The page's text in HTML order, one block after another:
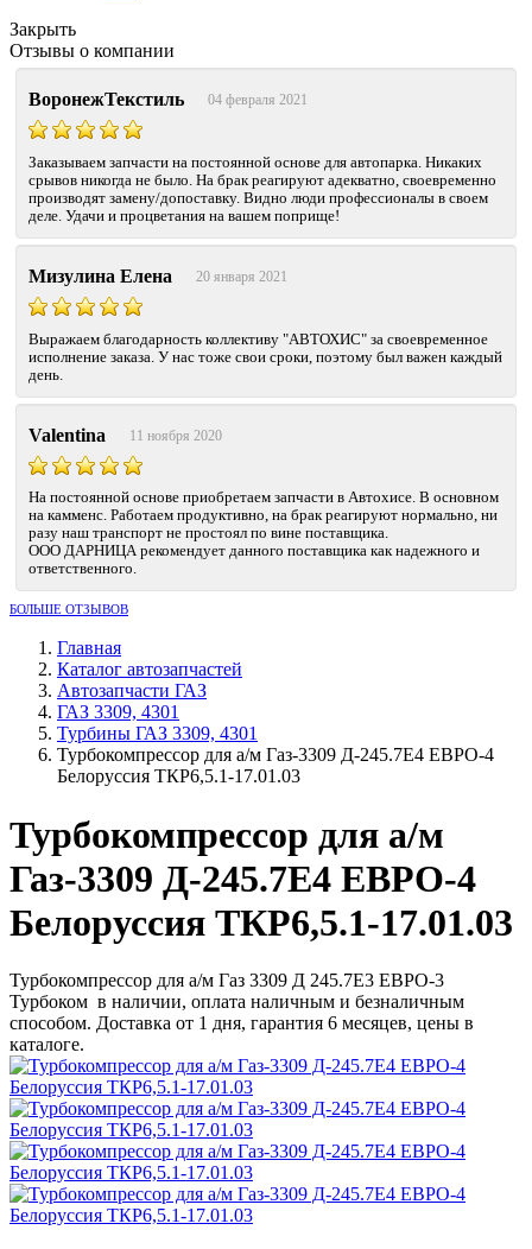
Закрыть
Отзывы о компании
ВоронежТекстиль 04 февраля 2021
Заказываем запчасти на постоянной основе для автопарка. Никаких
срывов никогда не было. На брак реагируют адекватно, своевременно
производят замену/допоставку. Видно люди профессионалы в своем
деле. Удачи и процветания на вашем поприще!
Мизулина Елена 20 января 2021
Выражаем благодарность коллективу "АВТОХИС" за своевременное
исполнение заказа. У нас тоже свои сроки, поэтому был важен каждый
день.
Valentina 11 ноября 2020
На постоянной основе приобретаем запчасти в Автохисе. В основном
на камменс. Работаем продуктивно, на брак реагируют нормально, ни
разу наш транспорт не простоял по вине поставщика.
ООО ДАРНИЦА рекомендует данного поставщика как надежного и
ответственного.
БОЛЬШЕ ОТЗЫВОВ
Главная
Каталог автозапчастей
Автозапчасти ГАЗ
ГАЗ 3309, 4301
Турбины ГАЗ 3309, 4301
Турбокомпрессор для а/м Газ-3309 Д-245.7Е4 ЕВРО-4
Белоруссия ТКР6,5.1-17.01.03
Турбокомпрессор для а/м
Газ-3309 Д-245.7Е4 ЕВРО-4
Белоруссия ТКР6,5.1-17.01.03
Турбокомпрессор для а/м Газ 3309 Д 245.7Е3 ЕВРО-3
Турбоком в наличии, оплата наличным и безналичным
способом. Доставка от 1 дня, гарантия 6 месяцев, цены в
каталоге.